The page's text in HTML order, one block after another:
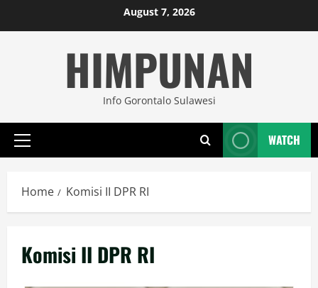
to
August 7, 2026
HIMPUNAN
Info Gorontalo Sulawesi
Primary
WATCH
Home Komisi II DPR RI
Komisi II DPR RI